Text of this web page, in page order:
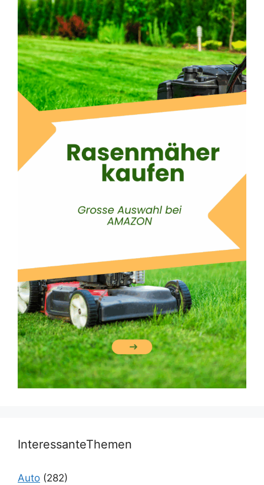
InteressanteThemen
Auto (282)